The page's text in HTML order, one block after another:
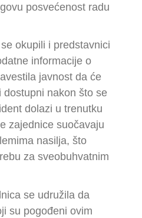
posvećenost radu
okupili i predstavnici
informacije o
javnost da će
nakon što se
dolazi u trenutku
zajednice suočavaju
nasilja, što
za sveobuhvatnim
se udružila da
su pogođeni ovim